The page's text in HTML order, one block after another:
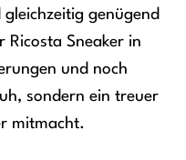
genügend
Ricosta Sneaker in
und noch
sondern ein treuer
mitmacht.